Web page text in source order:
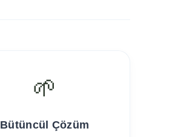
🌱
Bütüncül Çözüm